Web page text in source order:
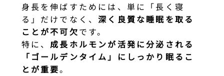
身長を伸ばすためには、単に「長く寝
る」だけでなく、深く良質な睡眠を取る
ことが不可欠です。
特に、成長ホルモンが活発に分泌される
「ゴールデンタイム」にしっかり眠るこ
とが重要。